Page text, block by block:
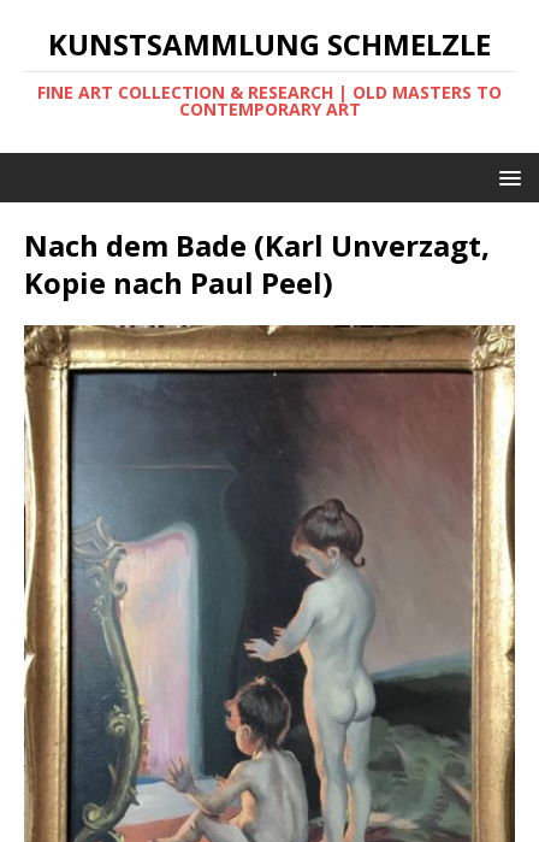
KUNSTSAMMLUNG SCHMELZLE
FINE ART COLLECTION & RESEARCH | OLD MASTERS TO
CONTEMPORARY ART
Nach dem Bade (Karl Unverzagt,
Kopie nach Paul Peel)